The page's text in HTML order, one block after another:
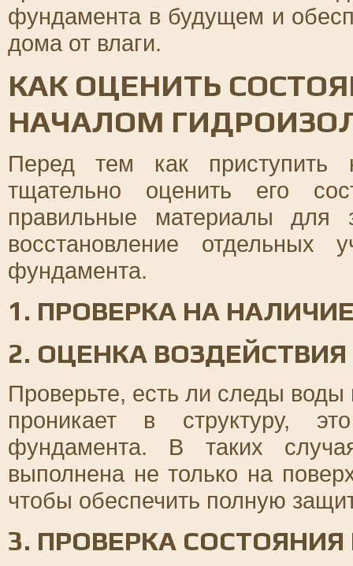
фундамента в будущем и
дома от влаги.
КАК ОЦЕНИТЬ
НАЧАЛОМ
Перед тем как приступить
тщательно оценить его
правильные материалы для
восстановление отдельных
фундамента.
1. ПРОВЕРКА НА
2. ОЦЕНКА
Проверьте, есть ли следы
проникает в структуру,
фундамента. В таких
выполнена не только на
чтобы обеспечить полную
3. ПРОВЕРКА